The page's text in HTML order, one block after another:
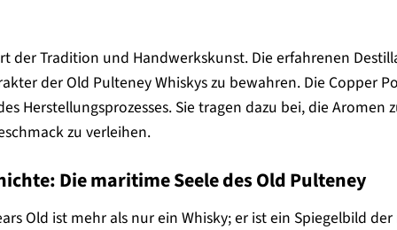
der Tradition und Handwerkskunst. Die erfahrenen
der Old Pulteney Whiskys zu bewahren. Die Copper
Herstellungsprozesses. Sie tragen dazu bei, die
zu verleihen.
Die maritime Seele des Old Pulteney
Old ist mehr als nur ein Whisky; er ist ein Spiegelbild